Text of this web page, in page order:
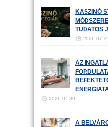
KASZINÓ
TUDATOS
2026-07-31
AZ
2026-07-30
A